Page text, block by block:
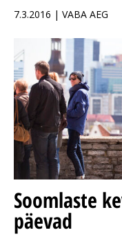
7.3.2016 | VABA AEG
Soomlaste
päevad